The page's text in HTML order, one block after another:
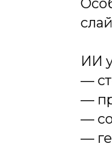
ИИ
—
—
—
—